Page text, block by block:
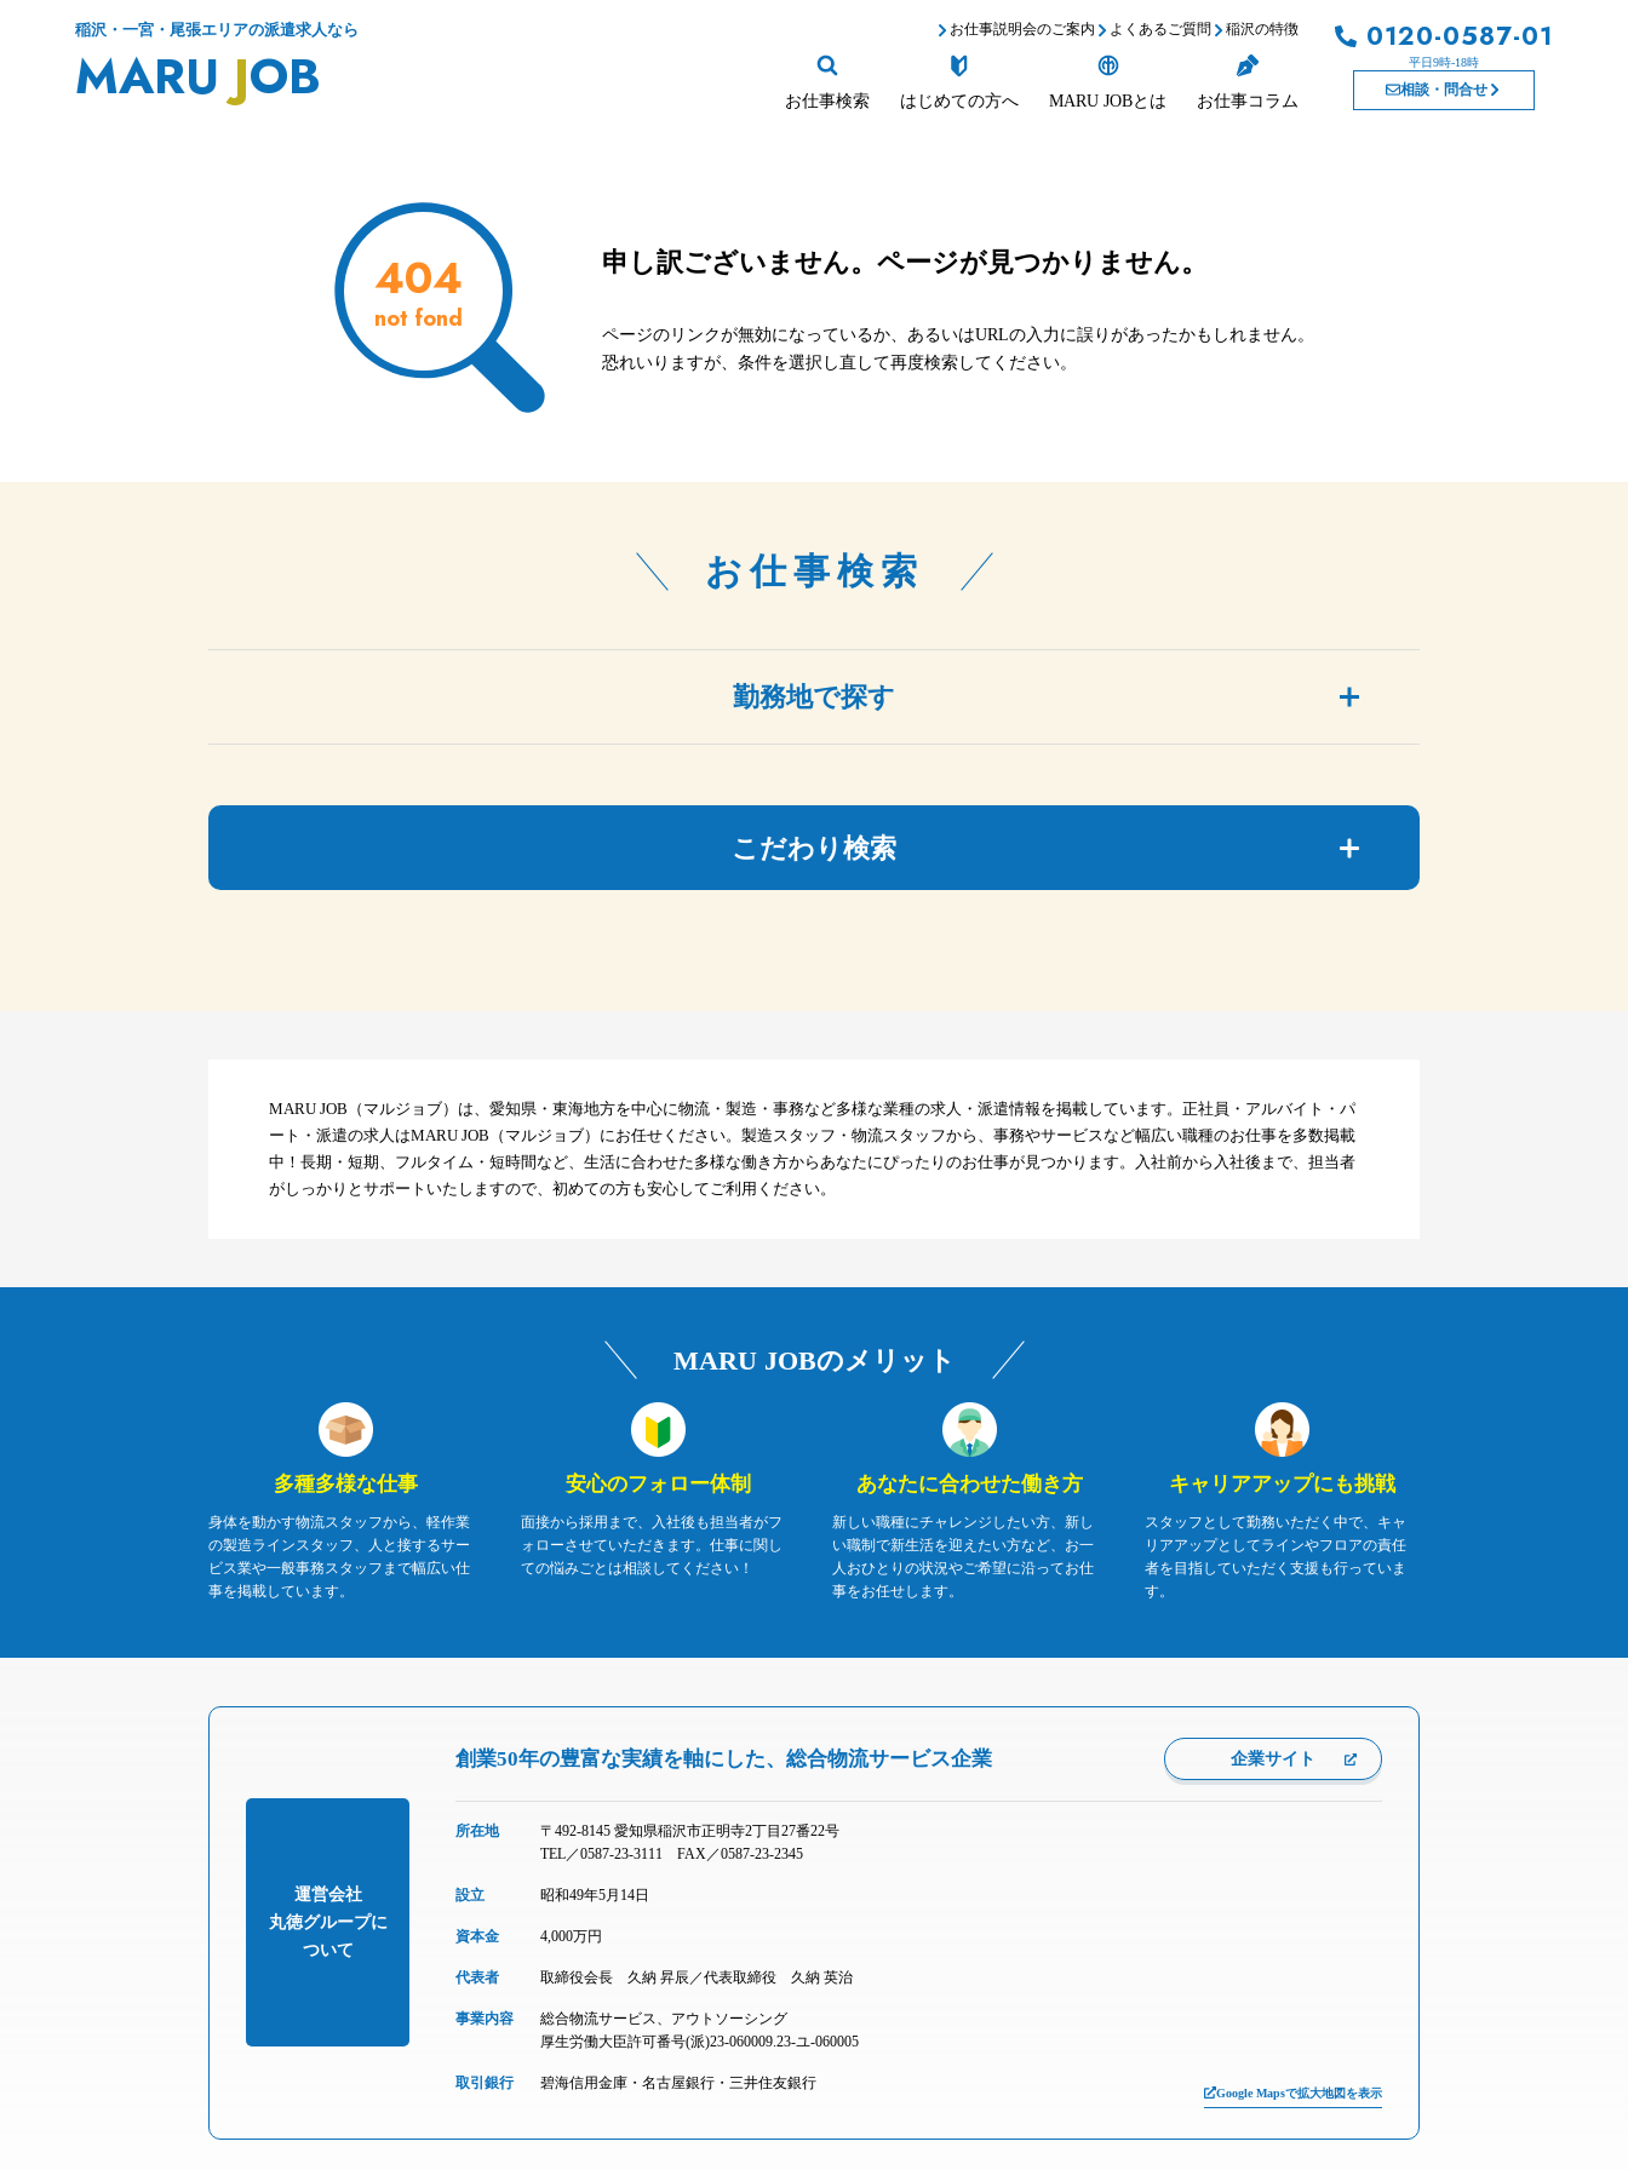
稲沢・一宮・尾張エリアの派遣求人なら
MARU JOB
お仕事説明会のご案内 よくあるご質問 稲沢の特徴
お仕事検索 はじめての方へ MARU JOBとは お仕事コラム
0120-0587-01
平日9時-18時
相談・問合せ
404
not fond
申し訳ございません。 ページが見つかりません。
ページのリンクが無効になっているか、あるいはURLの入力に誤りがあったかもしれません。
恐れいりますが、条件を選択し直して再度検索してください。
お仕事検索
勤務地で探す
こだわり検索
MARU JOB（マルジョブ）は、愛知県・東海地方を中心に物流・製造・事務など多様な業種の求人・派遣情報を掲載しています。正社員・アルバイト・パ
ート・派遣の求人はMARU JOB（マルジョブ）にお任せください。製造スタッフ・物流スタッフから、事務やサービスなど幅広い職種のお仕事を多数掲載
中！長期・短期、フルタイム・短時間など、生活に合わせた多様な働き方からあなたにぴったりのお仕事が見つかります。入社前から入社後まで、担当者
がしっかりとサポートいたしますので、初めての方も安心してご利用ください。
MARU JOBのメリット
多種多様な仕事
身体を動かす物流スタッフから、軽作業
の製造ラインスタッフ、人と接するサー
ビス業や一般事務スタッフまで幅広い仕
事を掲載しています。
安心のフォロー体制
面接から採用まで、入社後も担当者がフ
ォローさせていただきます。仕事に関し
ての悩みごとは相談してください！
あなたに合わせた働き方
新しい職種にチャレンジしたい方、新し
い職制で新生活を迎えたい方など、お一
人おひとりの状況やご希望に沿ってお仕
事をお任せします。
キャリアアップにも挑戦
スタッフとして勤務いただく中で、キャ
リアアップとしてラインやフロアの責任
者を目指していただく支援も行っていま
す。
運営会社
丸徳グループに
ついて
創業50年の豊富な実績を軸にした、 総合物流サービス企業 企業サイト
所在地
〒492-8145 愛知県稲沢市正明寺2丁目27番22号
TEL／0587-23-3111 FAX／0587-23-2345
設立 昭和49年5月14日
資本金 4,000万円
代表者 取締役会長 久納 昇辰／代表取締役 久納 英治
事業内容
総合物流サービス、アウトソーシング
厚生労働大臣許可番号(派)23-060009.23-ユ-060005
取引銀行 碧海信用金庫・名古屋銀行・三井住友銀行
Google Mapsで拡大地図を表示